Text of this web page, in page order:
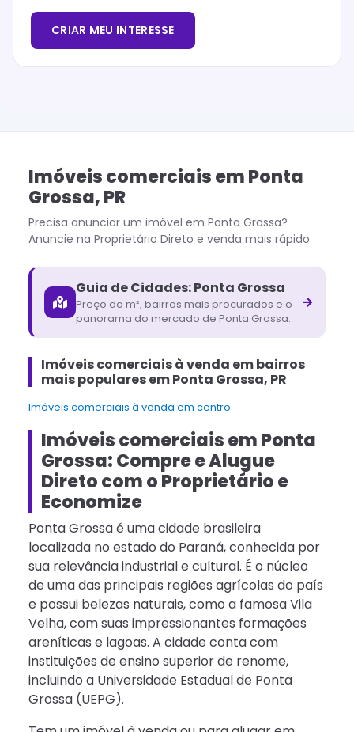
CRIAR MEU INTERESSE
Imóveis comerciaisemPonta
Grossa,PR
Precisa anunciar um imóvel em Ponta Grossa?
Anuncie na Proprietário Direto e venda mais rápido.
Guia de Cidades:Ponta Grossa
Preço do m², bairros mais procurados e o
panorama do mercado de Ponta Grossa.
Imóveis comerciais à venda em bairros
mais populares em Ponta Grossa, PR
Imóveis comerciais à venda em centro
Imóveis comerciais em Ponta
Grossa: Compre e Alugue
Direto com o Proprietário e
Economize
Ponta Grossa é uma cidade brasileira
localizada no estado do Paraná, conhecida por
sua relevância industrial e cultural. É o núcleo
de uma das principais regiões agrícolas do país
e possui belezas naturais, como a famosa Vila
Velha, com suas impressionantes formações
areníticas e lagoas. A cidade conta com
instituições de ensino superior de renome,
incluindo a Universidade Estadual de Ponta
Grossa (UEPG).